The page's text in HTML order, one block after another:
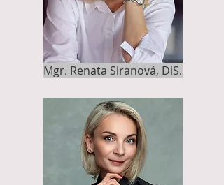
Mgr. Renata Siranová, DiS.